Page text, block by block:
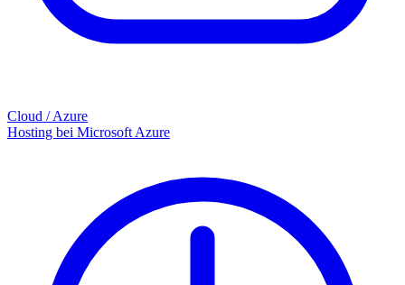
Cloud / Azure
Hosting bei Microsoft Azure